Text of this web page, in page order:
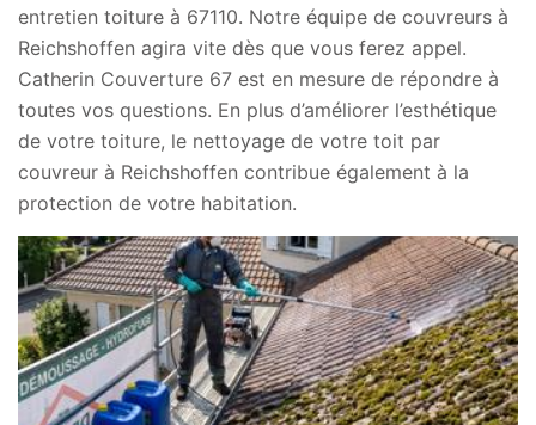
entretien toiture à 67110. Notre équipe de couvreurs à
Reichshoffen agira vite dès que vous ferez appel.
Catherin Couverture 67 est en mesure de répondre à
toutes vos questions. En plus d’améliorer l’esthétique
de votre toiture, le nettoyage de votre toit par
couvreur à Reichshoffen contribue également à la
protection de votre habitation.